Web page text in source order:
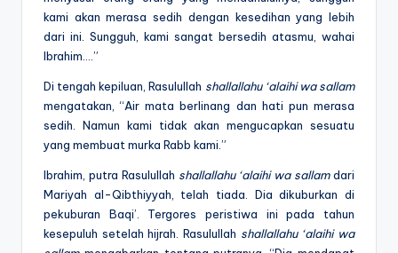
kami akan merasa sedih dengan kesedihan yang lebih
dari ini. Sungguh, kami sangat bersedih atasmu, wahai
Ibrahim….”
Di tengah kepiluan, Rasulullah shallallahu ‘alaihi wa sallam
mengatakan, “Air mata berlinang dan hati pun merasa
sedih. Namun kami tidak akan mengucapkan sesuatu
yang membuat murka Rabb kami.”
Ibrahim, putra Rasulullah shallallahu ‘alaihi wa sallamdari
Mariyah al-Qibthiyyah, telah tiada. Dia dikuburkan di
pekuburan Baqi’. Tergores peristiwa ini pada tahun
kesepuluh setelah hijrah. Rasulullah shallallahu ‘alaihi wa